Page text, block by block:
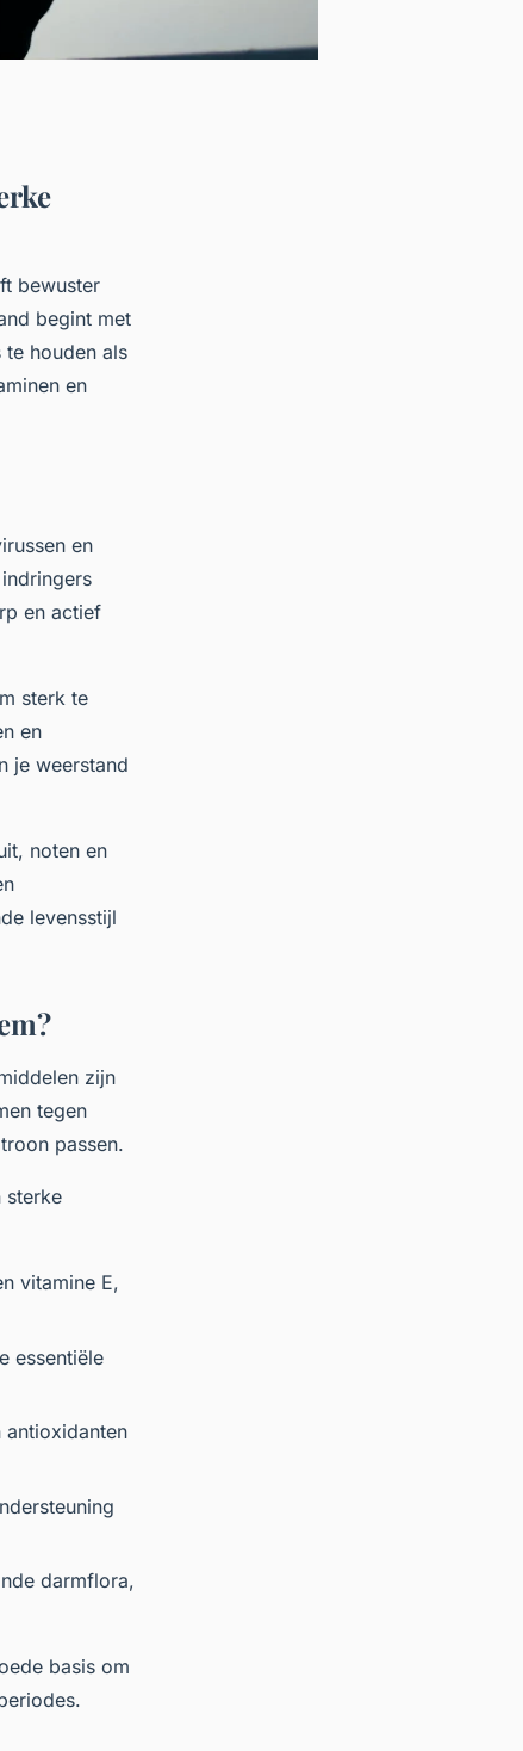
bewuster
begint met
houden als
en
en
en actief
sterk te
en
je weerstand
noten en
levensstijl
zijn
tegen
passen.
sterke
vitamine E,
essentiële
antioxidanten
darmflora,
basis om